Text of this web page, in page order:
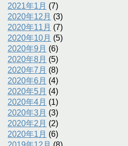
2021年1月 (7)
2020年12月 (3)
2020年11月 (7)
2020年10月 (5)
2020年9月 (6)
2020年8月 (5)
2020年7月 (8)
2020年6月 (4)
2020年5月 (4)
2020年4月 (1)
2020年3月 (3)
2020年2月 (2)
2020年1月 (6)